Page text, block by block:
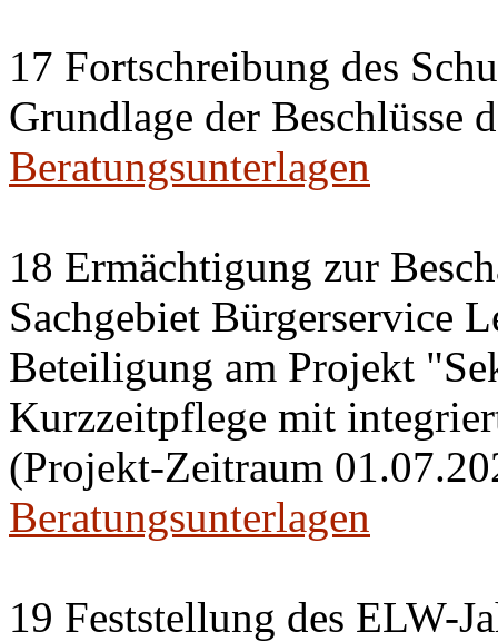
17 Fortschreibung des
Grundlage der Beschlüsse
Beratungsunterlagen
18 Ermächtigung zur
Sachgebiet Bürgerservice
Beteiligung am Projekt
Kurzzeitpflege mit
(Projekt-Zeitraum
Beratungsunterlagen
19 Feststellung des ELW-